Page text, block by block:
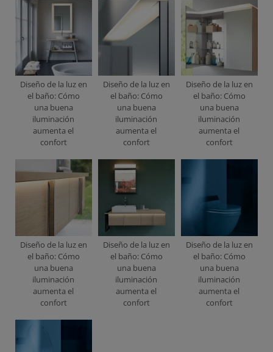
Diseño de la luz en
el baño: Cómo
una buena
iluminación
aumenta el
confort
Diseño de la luz en
el baño: Cómo
una buena
iluminación
aumenta el
confort
Diseño de la luz en
el baño: Cómo
una buena
iluminación
aumenta el
confort
Diseño de la luz en
el baño: Cómo
una buena
iluminación
aumenta el
confort
Diseño de la luz en
el baño: Cómo
una buena
iluminación
aumenta el
confort
Diseño de la luz en
el baño: Cómo
una buena
iluminación
aumenta el
confort